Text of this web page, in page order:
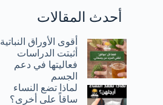
أحدث المقالات
أقوى الأوراق النباتية
أثبتت الدراسات
فعاليتها في دعم
الجسم
لماذا تضع النساء
ساقاً على أخرى؟